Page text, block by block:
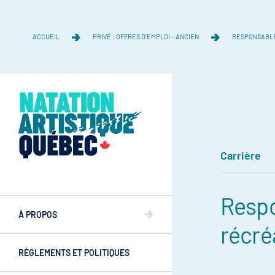
Équipe
Commissions
Athlètes
À PROPOS
Mission et valeurs
RÈGLEMENTS ET POLITIQUES
ACCUEIL PRIVÉ : OFFRES D’EMPLOI – ANCIEN
Carrière